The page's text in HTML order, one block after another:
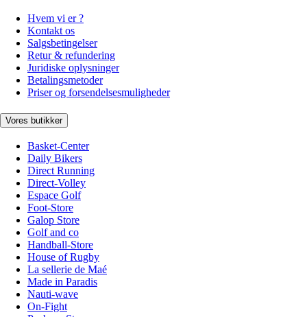
Hvem vi er ?
Kontakt os
Salgsbetingelser
Retur & refundering
Juridiske oplysninger
Betalingsmetoder
Priser og forsendelsesmuligheder
Vores butikker
Basket-Center
Daily Bikers
Direct Running
Direct-Volley
Espace Golf
Foot-Store
Galop Store
Golf and co
Handball-Store
House of Rugby
La sellerie de Maé
Made in Paradis
Nauti-wave
On-Fight